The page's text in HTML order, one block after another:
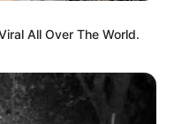
All Over The World.